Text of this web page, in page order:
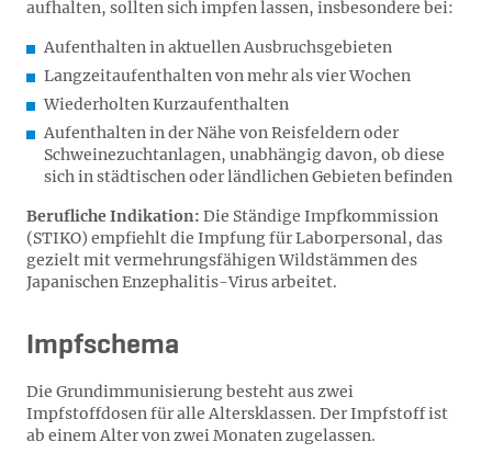
aufhalten, sollten sich impfen lassen, insbesondere bei:
Aufenthalten in aktuellen Ausbruchsgebieten
Langzeitaufenthalten von mehr als vier Wochen
Wiederholten Kurzaufenthalten
Aufenthalten in der Nähe von Reisfeldern oder
Schweinezuchtanlagen, unabhängig davon, ob diese
sich in städtischen oder ländlichen Gebieten befinden
Berufliche Indikation: Die Ständige Impfkommission
(STIKO) empfiehlt die Impfung für Laborpersonal, das
gezielt mit vermehrungsfähigen Wildstämmen des
Japanischen Enzephalitis-Virus arbeitet.
Impfschema
Die Grundimmunisierung besteht aus zwei
Impfstoffdosen für alle Altersklassen. Der Impfstoff ist
ab einem Alter von zwei Monaten zugelassen.